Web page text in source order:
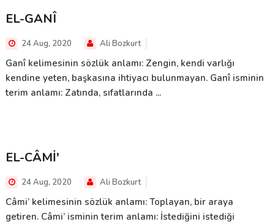
EL-GANÎ
24 Aug, 2020 Ali Bozkurt
Ganî kelimesinin sözlük anlamı: Zengin, kendi varlığı
kendine yeten, başkasına ihtiyacı bulunmayan. Ganî isminin
terim anlamı: Zatında, sıfatlarında ...
EL-CÂMİ'
24 Aug, 2020 Ali Bozkurt
Câmi’ kelimesinin sözlük anlamı: Toplayan, bir araya
getiren. Câmi’ isminin terim anlamı: İstediğini istediği